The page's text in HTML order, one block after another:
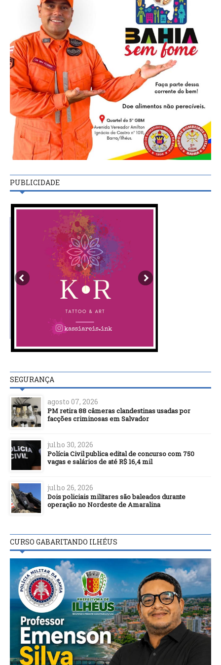
PUBLICIDADE
SEGURANÇA
agosto 07, 2026
PM retira 88 câmeras clandestinas usadas por
facções criminosas em Salvador
julho 30, 2026
Polícia Civil publica edital de concurso com 750
vagas e salários de até R$ 16,4 mil
julho 26, 2026
Dois policiais militares são baleados durante
operação no Nordeste de Amaralina
CURSO GABARITANDO ILHÉUS